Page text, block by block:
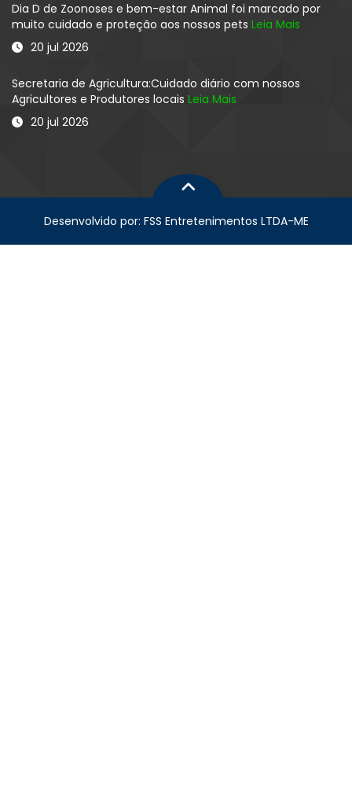
Dia D de Zoonoses e bem-estar Animal foi marcado por
muito cuidado e proteção aos nossos pets Leia Mais
20 jul 2026
Secretaria de Agricultura:Cuidado diário com nossos
Agricultores e Produtores locais Leia Mais
20 jul 2026
Desenvolvido por: FSS Entretenimentos LTDA-ME